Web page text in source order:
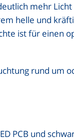
mehr Licht
helle und
ist für einen
rund um
PCB und